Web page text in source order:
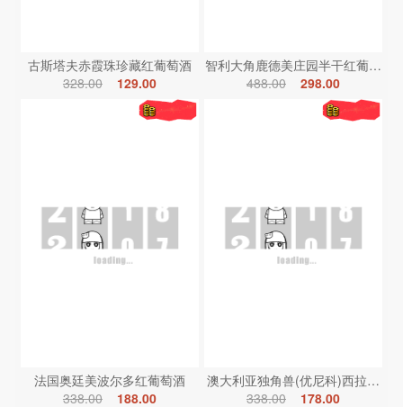
古斯塔夫赤霞珠珍藏红葡萄酒
328.00
129.00
智利大角鹿德美庄园半干红葡萄酒
488.00
298.00
法国奥廷美波尔多红葡萄酒
338.00
188.00
澳大利亚独角兽(优尼科)西拉红葡
338.00
178.00